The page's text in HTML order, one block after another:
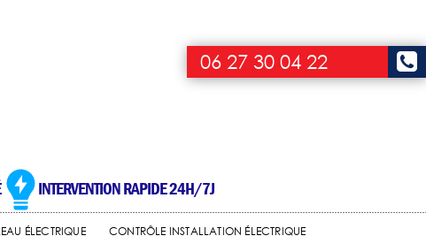
06 27 30 04 22
INTERVENTION RAPIDE 24H/7J
ÉLECTRIQUE CONTRÔLE INSTALLATION ÉLECTRIQUE